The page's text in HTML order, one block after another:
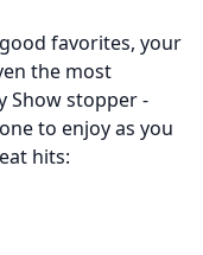
favorites, your
the most
Show stopper -
to enjoy as you
hits: